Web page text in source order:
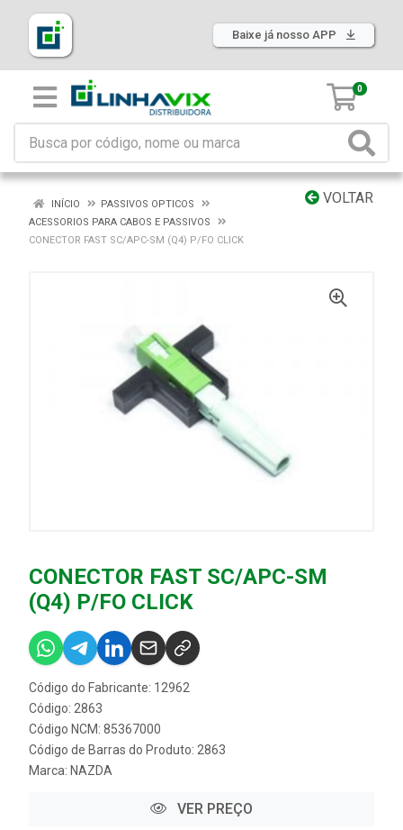
Baixe já nosso APP
0
VOLTAR
INÍCIO
PASSIVOS OPTICOS
ACESSORIOS PARA CABOS E PASSIVOS
CONECTOR FAST SC/APC-SM (Q4) P/FO CLICK
CONECTOR FAST SC/APC-SM
(Q4) P/FO CLICK
Código do Fabricante: 12962
Código: 2863
Código NCM: 85367000
Código de Barras do Produto: 2863
Marca: NAZDA
VER PREÇO